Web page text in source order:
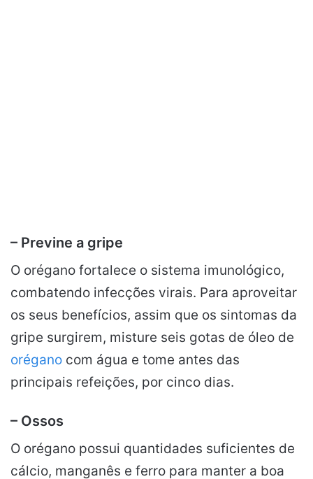
– Previne a gripe
O orégano fortalece o sistema imunológico,
combatendo infecções virais. Para aproveitar
os seus benefícios, assim que os sintomas da
gripe surgirem, misture seis gotas de óleo de
orégano com água e tome antes das
principais refeições, por cinco dias.
– Ossos
O orégano possui quantidades suficientes de
cálcio, manganês e ferro para manter a boa